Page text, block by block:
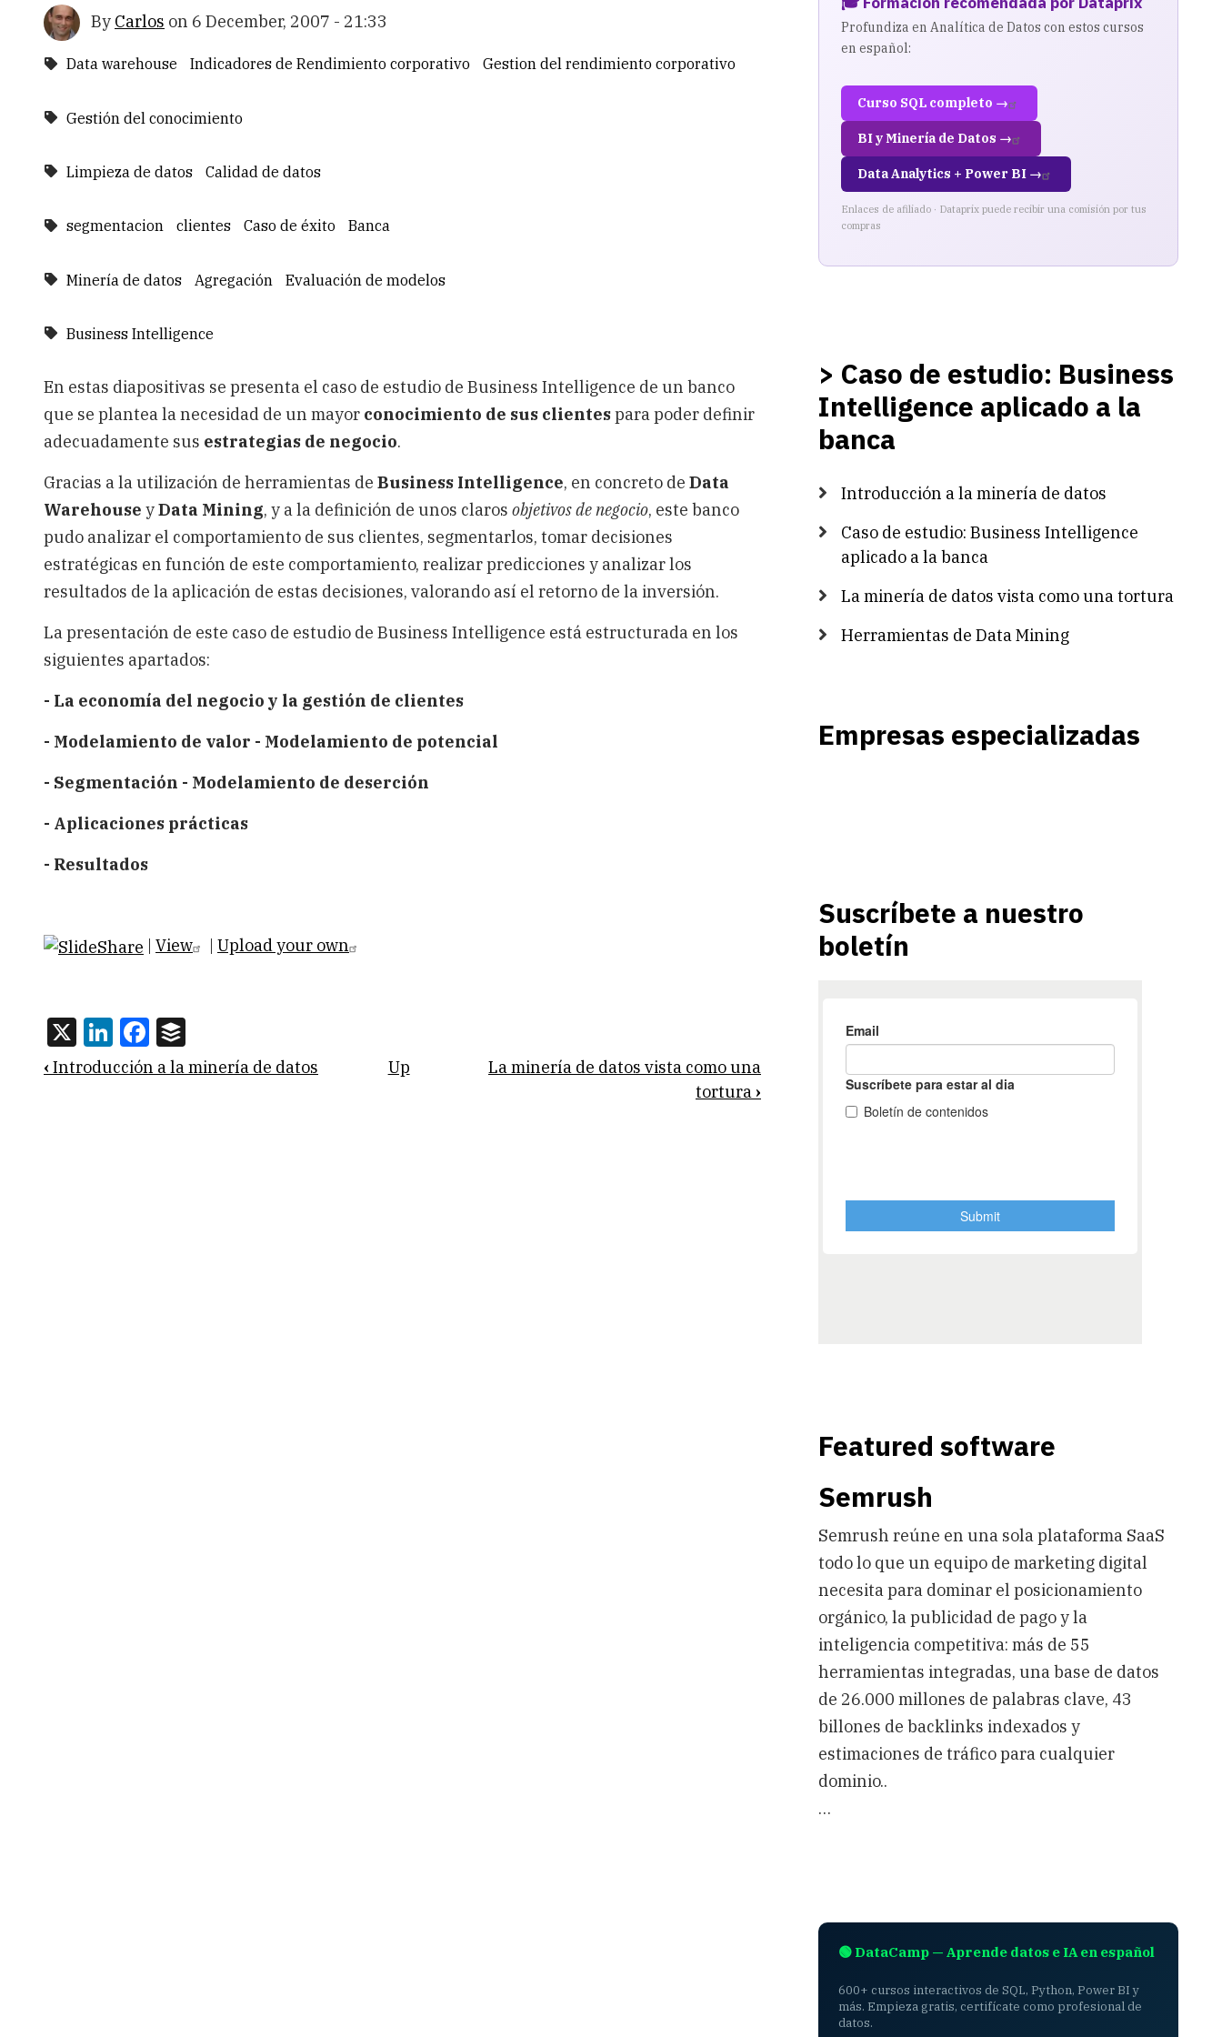
By Carlos on 6 December, 2007 - 21:33
Data warehouse Indicadores de Rendimiento corporativo Gestion del rendimiento corporativo
Gestión del conocimiento
Limpieza de datos Calidad de datos
segmentacion clientes Caso de éxito Banca
Minería de datos Agregación Evaluación de modelos
Business Intelligence
En estas diapositivas se presenta el caso de estudio de Business Intelligence de un banco
que se plantea la necesidad de un mayor conocimiento de sus clientespara poder definir
adecuadamente sus estrategias de negocio.
Gracias a la utilización de herramientas de Business Intelligence, en concreto de Data
Warehouse yData Mining, y a la definición de unos claros objetivos de negocio, este banco
pudo analizar el comportamiento de sus clientes, segmentarlos, tomar decisiones
estratégicas en función de este comportamiento, realizar predicciones y analizar los
resultados de la aplicación de estas decisiones, valorando así el retorno de la inversión.
La presentación de este caso de estudio de Business Intelligence está estructurada en los
siguientes apartados:
- La economía del negocio y la gestión de clientes
- Modelamiento de valor - Modelamiento de potencial
- Segmentación - Modelamiento de deserción
- Aplicaciones prácticas
- Resultados
| View | Upload your own
X LinkedIn
Facebook
Book
‹ Introducción a la minería de datos Up
La minería de datos vista como una
tortura ›
Profundiza en Analítica de Datos con estos cursos
en español:
Curso SQL completo →
BI y Minería de Datos →
Data Analytics + Power BI →
Enlaces de afiliado · Dataprix puede recibir una comisión por tus
compras
> Caso de estudio: Business
Intelligence aplicado a la
banca
Introducción a la minería de datos
Caso de estudio: Business Intelligence
aplicado a la banca
La minería de datos vista como una tortura
Herramientas de Data Mining
Empresas especializadas
Suscríbete a nuestro
boletín
Featured software
Semrush
Semrush reúne en una sola plataforma SaaS
todo lo que un equipo de marketing digital
necesita para dominar el posicionamiento
orgánico, la publicidad de pago y la
inteligencia competitiva: más de 55
herramientas integradas, una base de datos
de 26.000 millones de palabras clave, 43
billones de backlinks indexados y
estimaciones de tráfico para cualquier
dominio..
…
🟢 DataCamp — Aprende datos e IA en español
600+ cursos interactivos de SQL, Python, Power BI y
más. Empieza gratis, certifícate como profesional de
datos.